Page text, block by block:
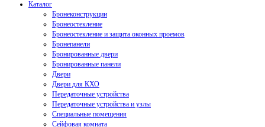
Каталог
Бронеконструкции
Бронеостекление
Бронеостекление и защита оконных проемов
Бронепанели
Бронированные двери
Бронированные панели
Двери
Двери для КХО
Передаточные устройства
Передаточные устройства и узлы
Специальные помещения
Сейфовая комната